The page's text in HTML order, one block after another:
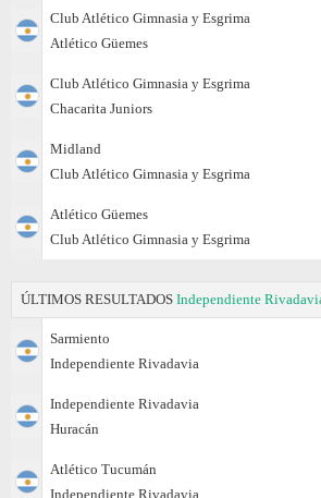
Club Atlético Gimnasia y Esgrima
Atlético Güemes
Club Atlético Gimnasia y Esgrima
Chacarita Juniors
Midland
Club Atlético Gimnasia y Esgrima
Atlético Güemes
Club Atlético Gimnasia y Esgrima
ÚLTIMOS RESULTADOS Independiente
Sarmiento
Independiente Rivadavia
Independiente Rivadavia
Huracán
Atlético Tucumán
Independiente Rivadavia